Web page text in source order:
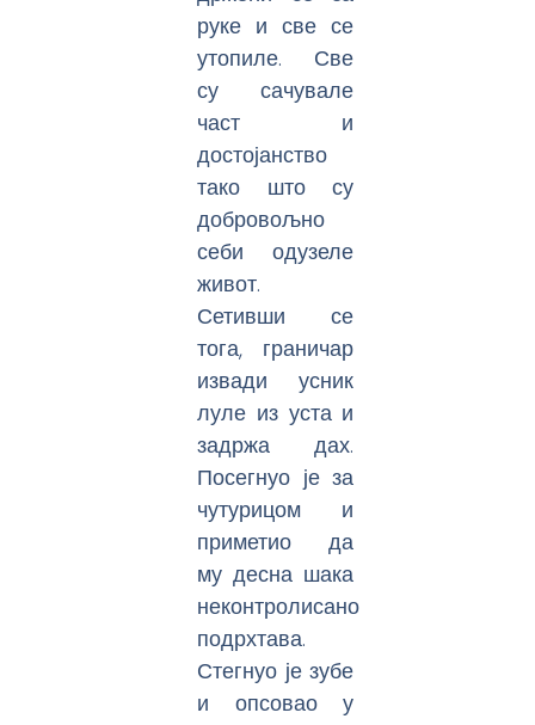
руке и све се
утопиле. Све
су сачувале
част и
достојанство
тако што су
добровољно
себи одузеле
живот.
Сетивши се
тога, граничар
извади усник
луле из уста и
задржа дах.
Посегнуо је за
чутурицом и
приметио да
му десна шака
неконтролисано
подрхтава.
Стегнуо је зубе
и опсовао у